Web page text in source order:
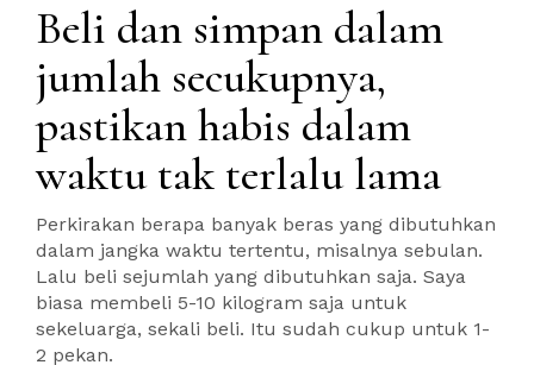
Beli dan simpan dalam
jumlah secukupnya,
pastikan habis dalam
waktu tak terlalu lama
Perkirakan berapa banyak beras yang dibutuhkan
dalam jangka waktu tertentu, misalnya sebulan.
Lalu beli sejumlah yang dibutuhkan saja. Saya
biasa membeli 5-10 kilogram saja untuk
sekeluarga, sekali beli. Itu sudah cukup untuk 1-
2 pekan.